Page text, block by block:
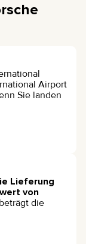
Airport
Sie landen
Lieferung
von
die